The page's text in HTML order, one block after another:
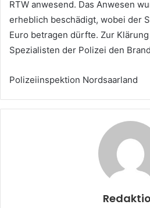
RTW anwesend. Das Anwesen
erheblich beschädigt, wobei der
Euro betragen dürfte. Zur
Spezialisten der Polizei den
Polizeiinspektion Nordsaarland